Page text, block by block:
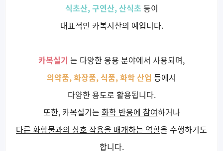
식초산, 구연산, 산식초 등이
대표적인 카복시산의 예입니다.
카복실기 는 다양한 응용 분야에서 사용되며,
의약품, 화장품, 식품, 화학 산업 등에서
다양한 용도로 활용됩니다.
또한, 카복실기는 화학 반응에 참여하거나
다른 화합물과의 상호 작용을 매개하는 역할을 수행하기도
합니다.